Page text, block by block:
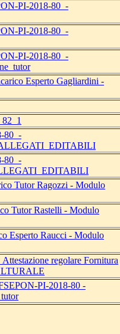
PI-2018-80_-
PI-2018-80_-
PI-2018-80_-
Esperto Gagliardini -
80_-
80_-
Tutor Ragozzi - Modulo
Tutor Rastelli - Modulo
Esperto Raucci - Modulo
regolare Fornitura
PI-2018-80 -